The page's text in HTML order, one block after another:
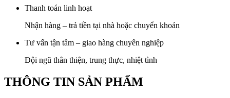
Thanh toán linh hoạt
Nhận hàng – trả tiền tại nhà hoặc chuyển khoản
Tư vấn tận tâm – giao hàng chuyên nghiệp
Đội ngũ thân thiện, trung thực, nhiệt tình
THÔNG TIN SẢN PHẨM